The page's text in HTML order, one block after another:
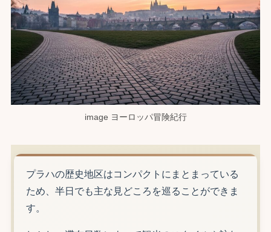
image ヨーロッパ冒険紀行
プラハの歴史地区はコンパクトにまとまっている
ため、半日でも主な見どころを巡ることができま
す。